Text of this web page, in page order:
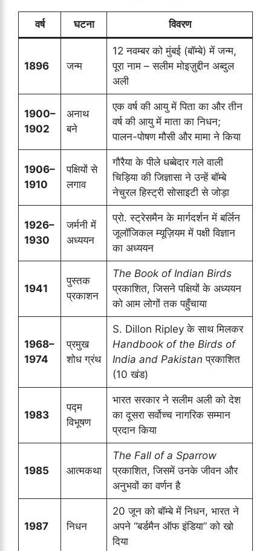
वर्ष घटना विवरण
1896 जन्म
12 नवम्बर को मुंबई (बॉम्बे) में जन्म,
पूरा नाम – सलीम मोइज़ुद्दीन अब्दुल
अली
1900–
1902
अनाथ
बने
एक वर्ष की आयु में पिता का और तीन
वर्ष की आयु में माता का निधन;
पालन-पोषण मौसी और मामा ने किया
1906–
1910
पक्षियों से
लगाव
गौरैया के पीले धब्बेदार गले वाली
चिड़िया की जिज्ञासा ने उन्हें बॉम्बे
नेचुरल हिस्ट्री सोसाइटी से जोड़ा
1926–
1930
जर्मनी में
अध्ययन
प्रो. स्ट्रेसमैन के मार्गदर्शन में बर्लिन
जूलॉजिकल म्यूज़ियम में पक्षी विज्ञान
का अध्ययन
1941
पुस्तक
प्रकाशन
The Book of Indian Birds
प्रकाशित, जिसने पक्षियों के अध्ययन
को आम लोगों तक पहुँचाया
1968–
1974
प्रमुख
शोध ग्रंथ
S. Dillon Ripley के साथ मिलकर
Handbook of the Birds of
India and Pakistan प्रकाशित
(10 खंड)
1983
पद्म
विभूषण
भारत सरकार ने सलीम अली को देश
का दूसरा सर्वोच्च नागरिक सम्मान
प्रदान किया
1985 आत्मकथा
The Fall of a Sparrow
प्रकाशित, जिसमें उनके जीवन और
अनुभवों का वर्णन है
1987 निधन
20 जून को बॉम्बे में निधन, भारत ने
अपने “बर्डमैन ऑफ इंडिया” को खो
दिया